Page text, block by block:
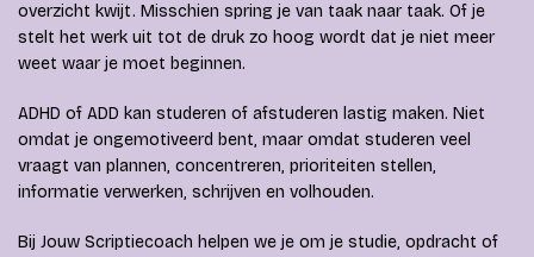
overzicht kwijt. Misschien spring je van taak naar taak. Of je
stelt het werk uit tot de druk zo hoog wordt dat je niet meer
weet waar je moet beginnen.
ADHD of ADD kan studeren of afstuderen lastig maken. Niet
omdat je ongemotiveerd bent, maar omdat studeren veel
vraagt van plannen, concentreren, prioriteiten stellen,
informatie verwerken, schrijven en volhouden.
Bij Jouw Scriptiecoach helpen we je om je studie, opdracht of